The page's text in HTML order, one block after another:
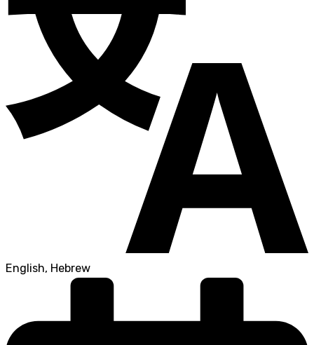
English, Hebrew